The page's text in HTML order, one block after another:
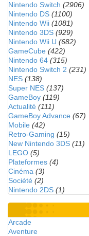
Nintendo Switch (2906)
Nintendo DS (1100)
Nintendo Wii (1081)
Nintendo 3DS (929)
Nintendo Wii U (682)
GameCube (422)
Nintendo 64 (315)
Nintendo Switch 2 (231)
NES (138)
Super NES (137)
GameBoy (119)
Actualité (111)
GameBoy Advance (67)
Mobile (42)
Retro-Gaming (15)
New Nintendo 3DS (11)
LEGO (5)
Plateformes (4)
Cinéma (3)
Société (2)
Nintendo 2DS (1)
Arcade
Aventure